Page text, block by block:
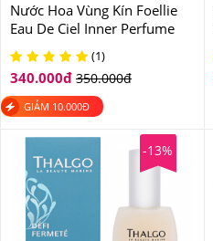
Nước Hoa Vùng Kín Foellie
Eau De Ciel Inner Perfume
Hàn Quốc
(1)
340.000đ 350.000đ
GIẢM 10.000Đ
-13%